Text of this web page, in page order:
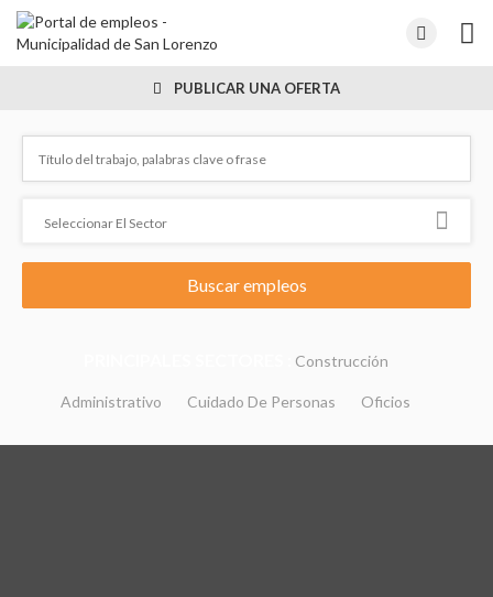
PUBLICAR UNA OFERTA
Construcción
Administrativo Cuidado De Personas Oficios